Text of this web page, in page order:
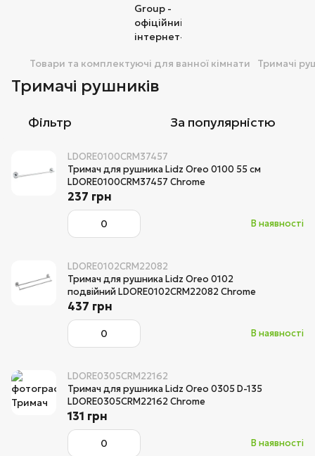
Товари та комплектуючі для ванної кімнати Тримачі
Тримачі рушників
Фільтр За популярністю
LDORE0100CRM37457
Тримач для рушника Lidz Oreo 0100 55 см
LDORE0100CRM37457 Chrome
В наявності
237 грн
LDORE0102CRM22082
Тримач для рушника Lidz Oreo 0102
подвійний LDORE0102CRM22082 Chrome
В наявності
437 грн
LDORE0305CRM22162
Тримач для рушника Lidz Oreo 0305 D-135
LDORE0305CRM22162 Chrome
В наявності
131 грн